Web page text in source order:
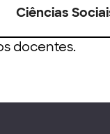
Ciências
docentes.